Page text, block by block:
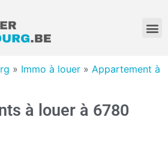
» Immo à louer » Appartement à
à louer à 6780